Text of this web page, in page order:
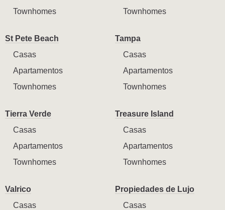
Townhomes
Townhomes
St Pete Beach
Casas
Apartamentos
Townhomes
Tampa
Casas
Apartamentos
Townhomes
Tierra Verde
Casas
Apartamentos
Townhomes
Treasure Island
Casas
Apartamentos
Townhomes
Valrico
Casas
Propiedades de Lujo
Casas